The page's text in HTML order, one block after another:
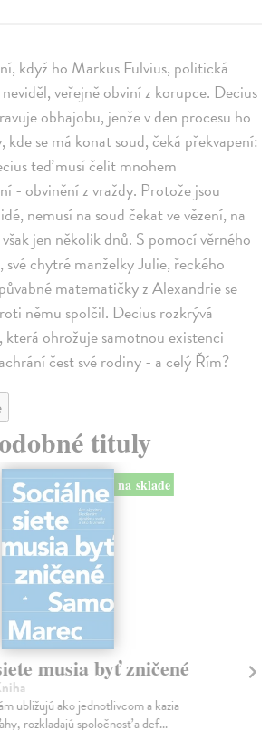
když ho Markus Fulvius, politická
veřejně obviní z korupce. Decius
obhajobu, jenže v den procesu ho
kde se má konat soud, čeká překvapení:
teď musí čelit mnohem
- obvinění z vraždy. Protože jsou
nemusí na soud čekat ve vězení, na
jen několik dnů. S pomocí věrného
chytré manželky Julie, řeckého
matematičky z Alexandrie se
němu spolčil. Decius rozkrývá
ohrožuje samotnou existenci
čest své rodiny - a celý Řím?
tituly
na sklade
musia byť zničené
ubližujú ako jednotlivcom a kazia
rozkladajú spoločnosť a def...